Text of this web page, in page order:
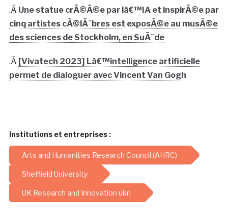
.Â Une statue crÃ©Ã©e par lâ€™IA et inspirÃ©e par
cinq artistes cÃ©lÃ¨bres est exposÃ©e au musÃ©e
des sciences de Stockholm, en SuÃ¨de
.Â [Vivatech 2023] Lâ€™intelligence artificielle
permet de dialoguer avec Vincent Van Gogh
Institutions et entreprises :
Arts and Humanities Research Council (AHRC)
Sheffield University
UK Research and Innovation ukri